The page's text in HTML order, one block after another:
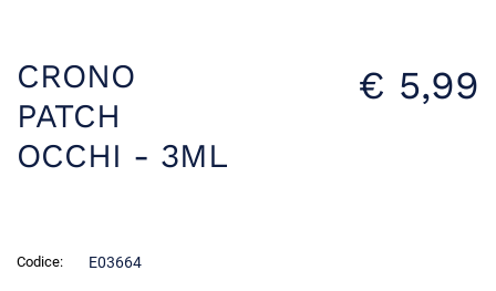
CRONO
PATCH
OCCHI - 3ML
€ 5,99
Codice: E03664